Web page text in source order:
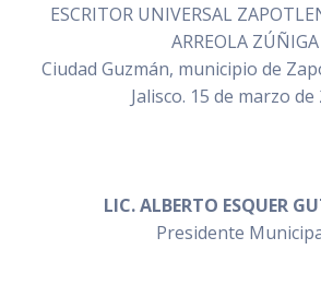
ESCRITOR UNIVERSAL
ARREOLA ZÚÑIGA
Ciudad Guzmán, municipio de
Jalisco. 15 de marzo de
LIC. ALBERTO ESQUER
Presidente